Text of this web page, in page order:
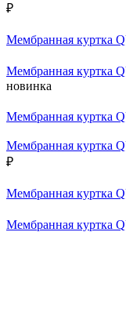
₽
Мембранная куртка
Мембранная куртка
новинка
Мембранная куртка
Мембранная куртка
₽
Мембранная куртка
Мембранная куртка